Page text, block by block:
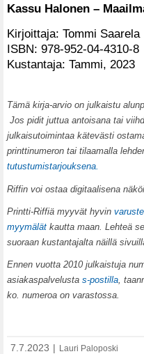
Kassu Halonen –
Kirjoittaja: Tommi Saarela
ISBN: 978-952-04-4310-8
Kustantaja: Tammi, 2023
Tämä kirja-arvio on julkaistu
Jos pidit juttua antoisana tai
julkaisutoimintaa kätevästi
printtinumeron tai tilaamalla
tutustumistarjouksena.
Riffin voi ostaa digitaalisena
Printti-Riffiä myyvät hyvin
myymälät kautta maan. Lehteä
suoraan kustantajalta näillä
Ennen vuotta 2010 julkaistuja
asiakaspalvelusta s-postilla,
ko. numeroa on varastossa.
7.7.2023 | Lauri Paloposki